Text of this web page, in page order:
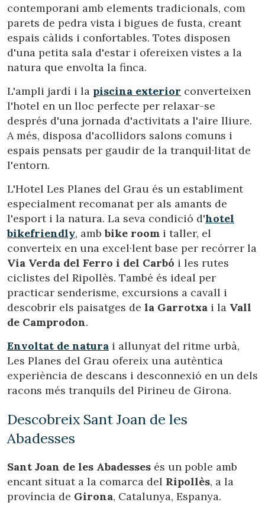
contemporani amb elements tradicionals, com
parets de pedra vista i bigues de fusta, creant
espais càlids i confortables. Totes disposen
d'una petita sala d'estar i ofereixen vistes a la
natura que envolta la finca.
L'ampli jardí i la piscina exterior converteixen
l'hotel en un lloc perfecte per relaxar-se
després d'una jornada d'activitats a l'aire lliure.
A més, disposa d'acollidors salons comuns i
espais pensats per gaudir de la tranquil·litat de
l'entorn.
L'Hotel Les Planes del Grau és un establiment
especialment recomanat per als amants de
l'esport i la natura. La seva condició d'hotel
bikefriendly, ambbike room i taller, el
converteix en una excel·lent base per recórrer la
Via Verda del Ferro i del Carbó i les rutes
ciclistes del Ripollès. També és ideal per
practicar senderisme, excursions a cavall i
descobrir els paisatges de la Garrotxa i la Vall
de Camprodon.
Envoltat de natura i allunyat del ritme urbà,
Les Planes del Grau ofereix una autèntica
experiència de descans i desconnexió en un dels
racons més tranquils del Pirineu de Girona.
Descobreix Sant Joan de les
Abadesses
Sant Joan de les Abadesses és un poble amb
encant situat a la comarca del Ripollès, a la
província de Girona, Catalunya, Espanya.
Modificar cookies
Tècniques i funcionals
informació amb la finalitat de millorar els nostres serveis.
Si continua navegant, suposa l'acceptació de la instal·lació
de les mateixes. L'usuari té la possibilitat de configurar el
navegador podent, si així ho desitja, impedir que siguin
instal·lades al disc dur, encara que haurà de tenir en
compte que aquesta acció podrà ocasionar dificultats de
Analítiques i personalització
dels usuaris d'aquest lloc web. La informació recollida
mitjançant aquest tipus de cookies s'utilitza en el
mesurament de l'activitat del web per a l'elaboració de
perfils de navegació dels usuaris per introduir millores en
funció de l'anàlisi de les dades d'ús que fan els usuaris del